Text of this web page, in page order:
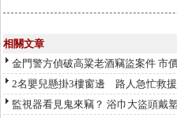
相關文章
金門警方偵破高粱老酒竊盜案件 市
2名嬰兒懸掛3樓窗邊 路人急忙救
監視器看見鬼來竊？ 浴巾大盜頭戴